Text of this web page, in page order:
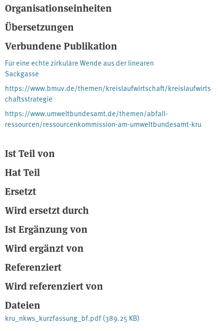
⁠Klimaschutz⁠ und zur Ressourcenschonung zu schaffen bei
gleichzeitiger Sicherung der Rohstoffversorgung. Dieses Papier
fasst die Empfehlungen der Ressourcenkommission am
Umweltbundesamt (KRU) zur NKWS zusammen. Die KRU ist ein
Gremium unabhängiger Expertinnen und Experten, welches das
Umweltbundesamt mit konkreten Vorschlägen zur
Ressourcenpolitik berät.
Organisationseinheiten
Übersetzungen
Verbundene Publikation
Für eine echte zirkuläre Wende aus der linearen
Sackgasse
https://www.bmuv.de/themen/kreislaufwirtschaft/kreislaufwirts
chaftsstrategie
https://www.umweltbundesamt.de/themen/abfall-
ressourcen/ressourcenkommission-am-umweltbundesamt-kru
Ist Teil von
Hat Teil
Ersetzt
Wird ersetzt durch
Ist Ergänzung von
Wird ergänzt von
Referenziert
Wird referenziert von
Dateien
kru_nkws_kurzfassung_bf.pdf(389.25 KB)